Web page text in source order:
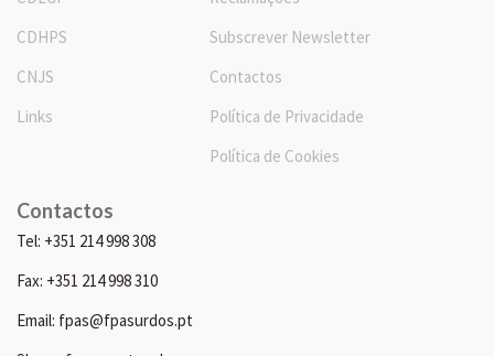
CDHPS
CNJS
Links
Subscrever Newsletter
Contactos
Política de Privacidade
Política de Cookies
Contactos
Tel: +351 214 998 308
Fax: +351 214 998 310
Email: fpas@fpasurdos.pt